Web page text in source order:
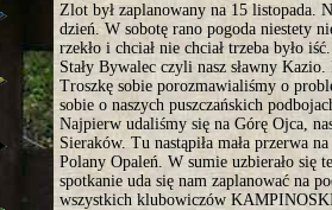
Zlot był zaplanowany na 15 listopada.
dzień. W sobotę rano pogoda niestety
rzekło i chciał nie chciał trzeba było
Stały Bywalec czyli nasz sławny
Troszkę sobie porozmawialiśmy o
sobie o naszych puszczańskich
Najpierw udaliśmy się na Górę Ojca,
Sieraków. Tu nastąpiła mała przerwa
Polany Opaleń. W sumie uzbierało się
spotkanie uda się nam zaplanować na
wszystkich klubowiczów